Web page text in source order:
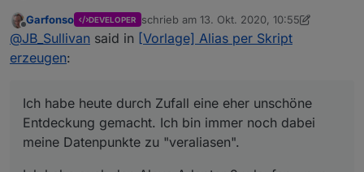
meine Datenpunkte zu "veraliasen".
Ich habe auch den Alexa Adapter 2.x laufen - nun
gucke ich heute durch Zufall in meine Alexa App -
Alexa hinzugefügt.
die Alias "Geräte" als Typ & Rolle Channel
eingetragen haben - hat das vielleicht damit etwas
zu tun?
Offline
Garfonso DEVELOPER schrieb am 13. Okt. 2020, 10:55
zuletzt editiert von Garfonso
@JB_Sullivan said in [Vorlage] Alias per Skript
erzeugen:
Ich habe heute durch Zufall eine eher unschöne
Entdeckung gemacht. Ich bin immer noch dabei
meine Datenpunkte zu "veraliasen".